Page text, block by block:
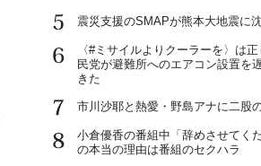
5
震災支援のSMAPが熊本大地震に
6
〈#ミサイルよりクーラーを〉は
民党が避難所へのエアコン設置を
きた
7
市川沙耶と熱愛・野島アナに二股
8
小倉優香の番組中「辞めさせてく
の本当の理由は番組のセクハラ